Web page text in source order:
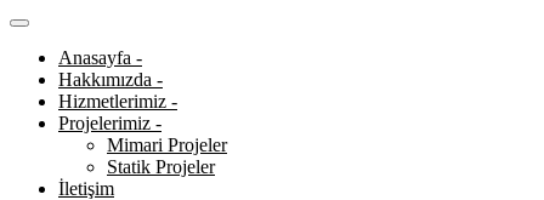
Anasayfa -
Hakkımızda -
Hizmetlerimiz -
Projelerimiz -
Mimari Projeler
Statik Projeler
İletişim